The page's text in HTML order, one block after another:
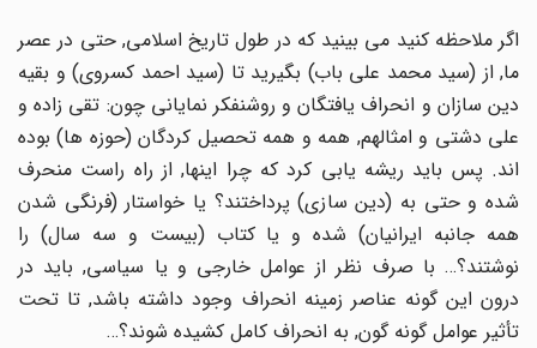
اگر ملاحظه کنید مى بینید که در طول تاریخ اسلامى, حتى در عصر
ما, از (سید محمد على باب) بگیرید تا (سید احمد کسروى) و بقیه
دین سازان و انحراف یافتگان و روشنفکر نمایانى چون: تقى زاده و
على دشتى و امثالهم, همه و همه تحصیل کردگان (حوزه ها) بوده
اند. پس باید ریشه یابى کرد که چرا اینها, از راه راست منحرف
شده و حتى به (دین سازى) پرداختند؟ یا خواستار (فرنگى شدن
همه جانبه ایرانیان) شده و یا کتاب (بیست و سه سال) را
نوشتند؟… با صرف نظر از عوامل خارجى و یا سیاسى, باید در
درون این گونه عناصر زمینه انحراف وجود داشته باشد, تا تحت
تأثیر عوامل گونه گون, به انحراف کامل کشیده شوند؟…